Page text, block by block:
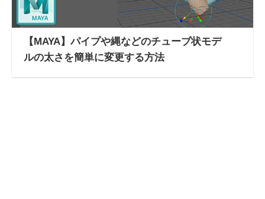
【MAYA】パイプや縄などのチューブ状モデ
ルの太さを簡単に変更する方法